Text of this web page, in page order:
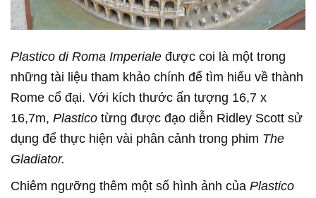
Plastico di Roma Imperiale được coi là một trong
những tài liệu tham khảo chính để tìm hiểu về thành
Rome cổ đại. Với kích thước ấn tượng 16,7 x
16,7m, Plastico từng được đạo diễn Ridley Scott sử
dụng để thực hiện vài phân cảnh trong phim The
Gladiator.
Chiêm ngưỡng thêm một số hình ảnh của Plastico